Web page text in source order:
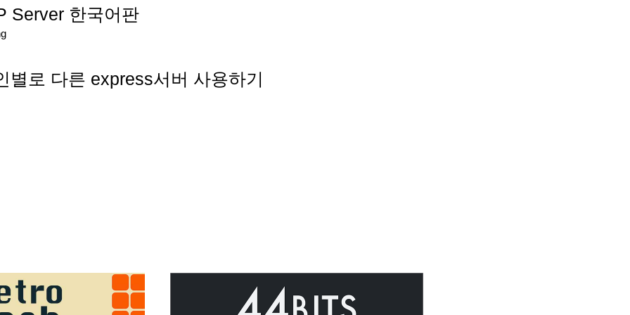
Server 한국어판
별로 다른 express서버 사용하기